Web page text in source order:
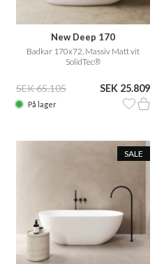
New Deep 170
Badkar 170x72, Massiv Matt vit
SolidTec®
SEK 65.105 SEK 25.809
På lager
SALE